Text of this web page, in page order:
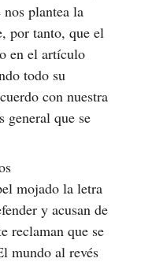
plantea la
por tanto, que el
en el artículo
todo su
con nuestra
general que se
mojado la letra
y acusan de
reclaman que se
mundo al revés